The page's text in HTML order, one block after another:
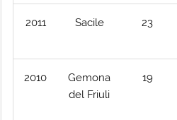
2011 Sacile 23
2010
Gemona
del Friuli
19